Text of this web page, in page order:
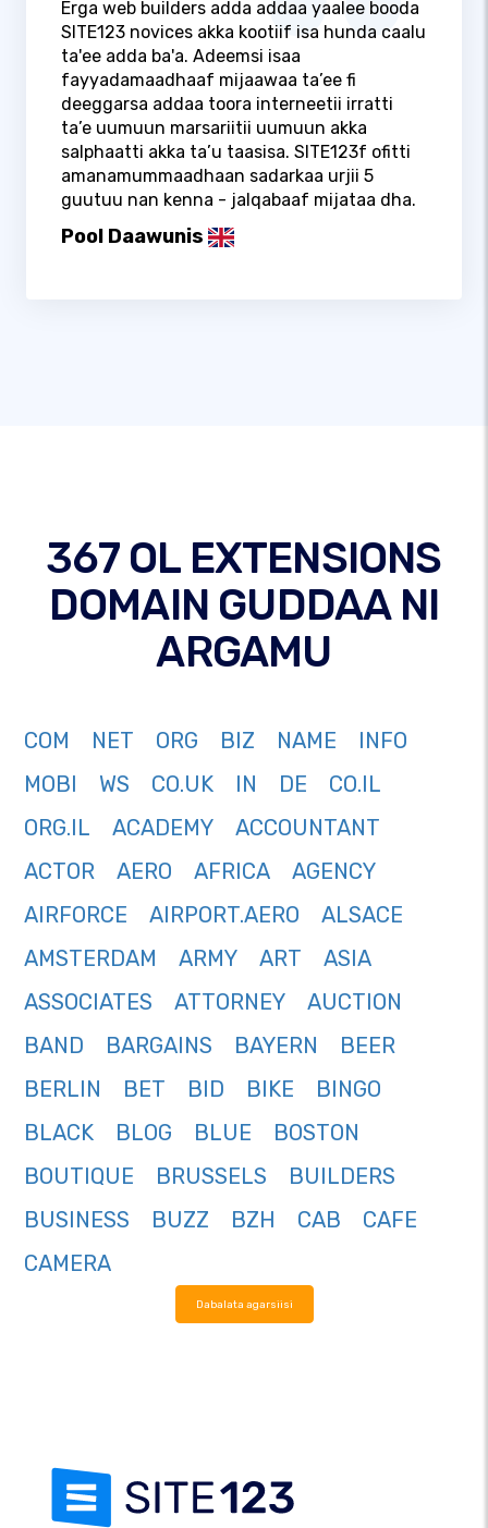
Erga web builders adda addaa yaalee booda
SITE123 novices akka kootiif isa hunda caalu
ta'ee adda ba'a. Adeemsi isaa
fayyadamaadhaaf mijaawaa ta’ee fi
deeggarsa addaa toora interneetii irratti
ta’e uumuun marsariitii uumuun akka
salphaatti akka ta’u taasisa. SITE123f ofitti
amanamummaadhaan sadarkaa urjii 5
guutuu nan kenna - jalqabaaf mijataa dha.
Pool Daawunis
367 OL EXTENSIONS
DOMAIN GUDDAA NI
ARGAMU
COM NET ORG BIZ NAME
INFO
MOBI
WS CO.UK IN DE
CO.IL
ORG.IL
ACADEMY
ACCOUNTANT
ACTOR
AERO AFRICA
AGENCY
AIRFORCE
AIRPORT.AERO
ALSACE
AMSTERDAM
ARMY ART
ASIA
ASSOCIATES
ATTORNEY
AUCTION
BAND
BARGAINS BAYERN
BEER
BERLIN
BET BID BIKE
BINGO
BLACK
BLOG BLUE
BOSTON
BOUTIQUE
BRUSSELS
BUILDERS
BUSINESS
BUZZ BZH CAB
CAFE
CAMERA
Dabalata agarsiisi